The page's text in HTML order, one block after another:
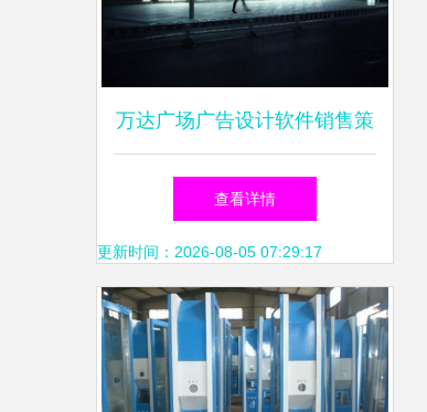
万达广场广告设计软件销售策
略 精准触达与数字化转型
查看详情
更新时间：2026-08-05 07:29:17